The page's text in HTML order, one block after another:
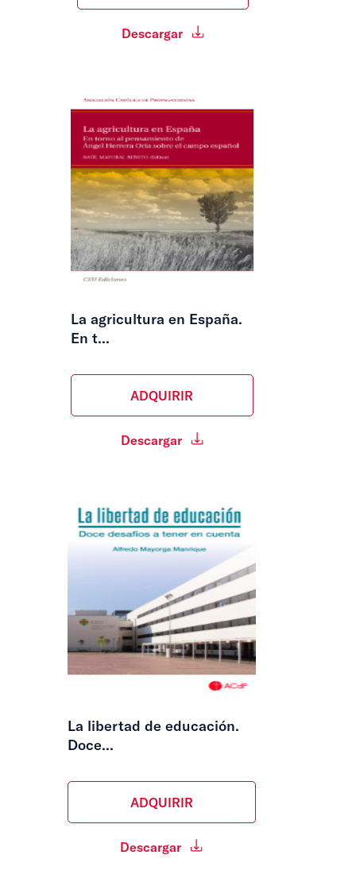
Descargar
La agricultura en España.
En t...
ADQUIRIR
Descargar
La libertad de educación.
Doce...
ADQUIRIR
Descargar